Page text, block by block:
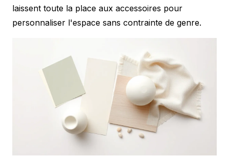
laissent toute la place aux accessoires pour
personnaliser l'espace sans contrainte de genre.